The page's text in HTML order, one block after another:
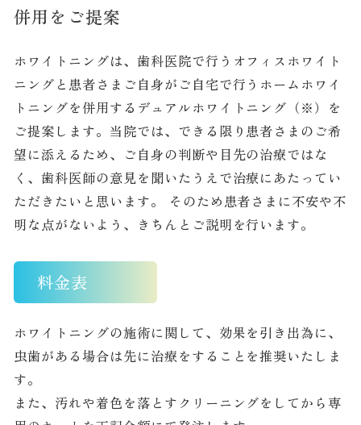
ホワイトニングは、歯科医院で行うオフィスホワイト
ニングと患者さまご自身がご自宅で行うホームホワイ
トニングを併用するデュアルホワイトニング（※）を
ご提案します。当院では、できる限り患者さまのご希
望に添えるため、ご自身の判断や目先の治療ではな
く、歯科医師の意見を聞いたうえで治療にあたってい
ただきたいと思います。 そのため患者さまに不安や不
明な点がないよう、きちんとご説明を行います。
料金表
ホワイトニングの施術に関して、効果を引き出為に、
虫歯がある場合は先に治療をすることを推奨いたしま
す。
また、汚れや着色を落とすクリーニングをしてから専